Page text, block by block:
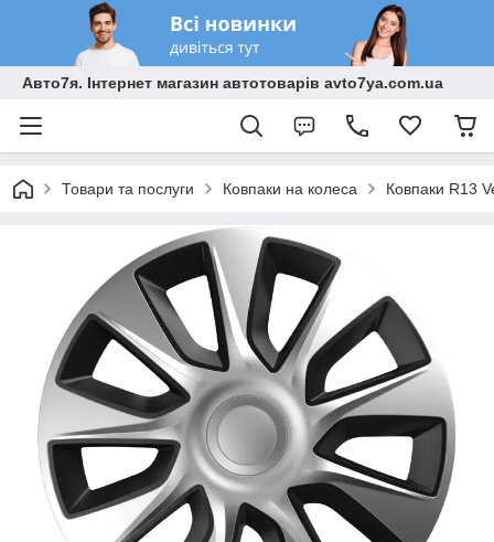
Авто7я. Інтернет магазин автотоварів avto7ya.com.ua
Товари та послуги Ковпаки на колеса Ковпаки R13